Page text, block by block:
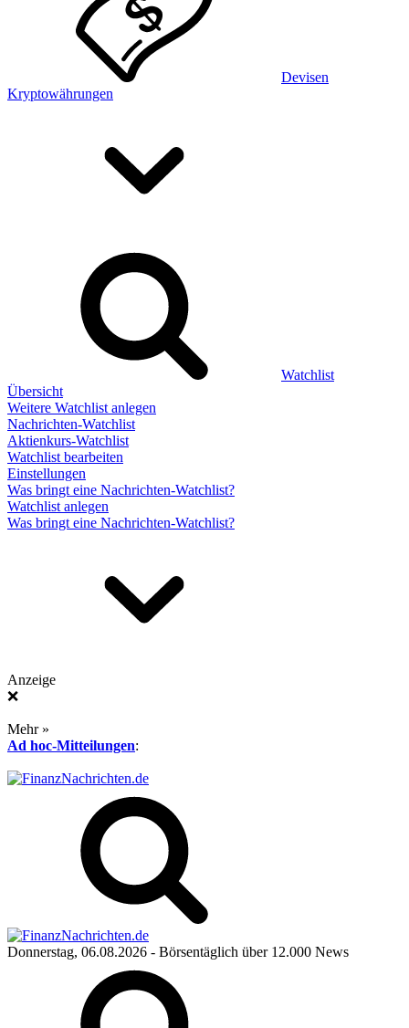
Devisen
Kryptowährungen
Watchlist
Übersicht
Weitere Watchlist anlegen
Nachrichten-Watchlist
Aktienkurs-Watchlist
Watchlist bearbeiten
Einstellungen
Was bringt eine Nachrichten-Watchlist?
Watchlist anlegen
Was bringt eine Nachrichten-Watchlist?
Anzeige
❌
Mehr »
Ad hoc-Mitteilungen:
Donnerstag, 06.08.2026 - Börsentäglich über 12.000 News